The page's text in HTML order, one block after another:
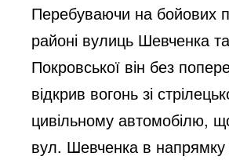
Перебуваючи на бойових
районі вулиць Шевченка
Покровської він без
відкрив вогонь зі
цивільному автомобілю,
вул. Шевченка в